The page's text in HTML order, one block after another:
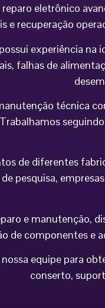
eletrônico
e recuperação
experiência
falhas de
técnica
de diferentes
pesquisa,
e manutenção,
de componentes e
equipe para
conserto,